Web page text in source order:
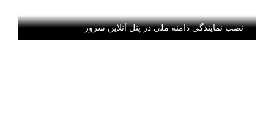
نصب نمایندگی دامنه ملی در پنل آنلاین سرور